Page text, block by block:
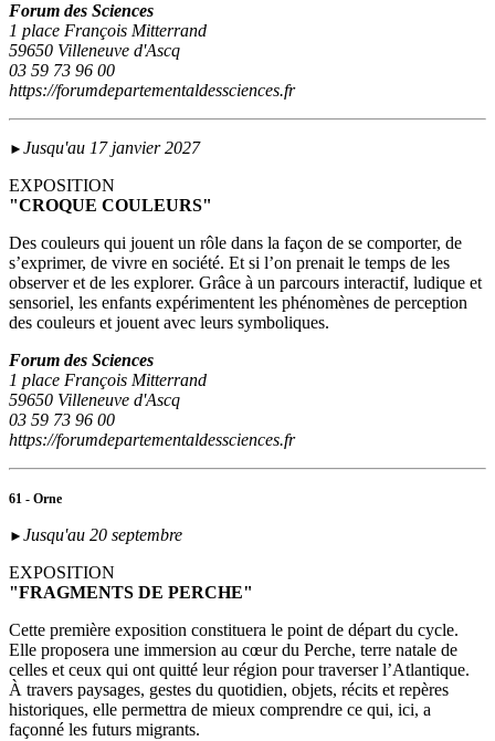
Forum des Sciences
1 place François Mitterrand
59650 Villeneuve d'Ascq
03 59 73 96 00
https://forumdepartementaldessciences.fr
► Jusqu'au 17 janvier 2027
EXPOSITION
"CROQUE COULEURS"
Des couleurs qui jouent un rôle dans la façon de se comporter, de
s’exprimer, de vivre en société. Et si l’on prenait le temps de les
observer et de les explorer. Grâce à un parcours interactif, ludique et
sensoriel, les enfants expérimentent les phénomènes de perception
des couleurs et jouent avec leurs symboliques.
Forum des Sciences
1 place François Mitterrand
59650 Villeneuve d'Ascq
03 59 73 96 00
https://forumdepartementaldessciences.fr
61 - Orne
► Jusqu'au 20 septembre
EXPOSITION
"FRAGMENTS DE PERCHE"
Cette première exposition constituera le point de départ du cycle.
Elle proposera une immersion au cœur du Perche, terre natale de
celles et ceux qui ont quitté leur région pour traverser l’Atlantique.
À travers paysages, gestes du quotidien, objets, récits et repères
historiques, elle permettra de mieux comprendre ce qui, ici, a
façonné les futurs migrants.